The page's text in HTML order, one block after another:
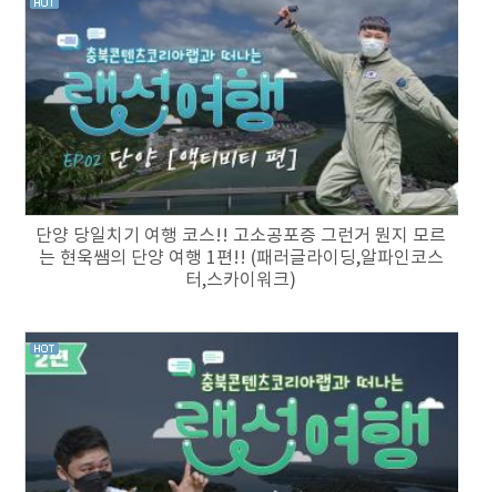
단양 당일치기 여행 코스!! 고소공포증 그런거 뭔지 모르
는 현욱쌤의 단양 여행 1편!! (패러글라이딩,알파인코스
터,스카이워크)